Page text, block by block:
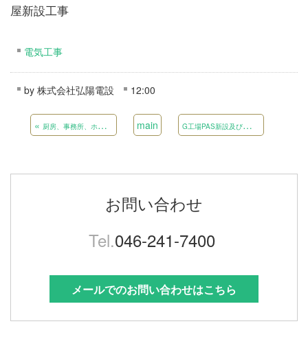
屋新設工事
電気工事
by 株式会社弘陽電設 12:00
« 厨房、事務所、ホール空調機設置工事 main G
工場PAS新設及び高圧ｹｰﾌﾞﾙ更新工事
お問い合わせ
Tel.046-241-7400
メールでのお問い合わせはこちら